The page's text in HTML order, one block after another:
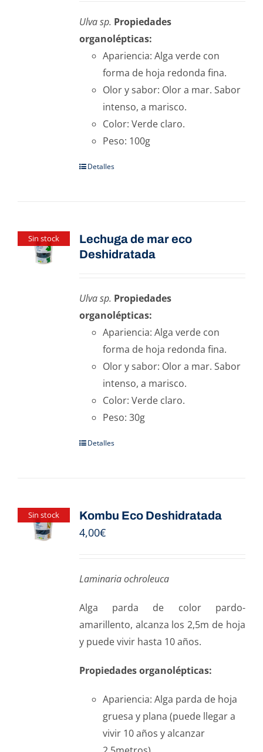
Ulva sp. Propiedades
organolépticas:
Apariencia: Alga verde con
forma de hoja redonda fina.
Olor y sabor: Olor a mar. Sabor
intenso, a marisco.
Color: Verde claro.
Peso: 100g
Detalles
Sin stock
Lechuga de mar eco
Deshidratada
Ulva sp. Propiedades
organolépticas:
Apariencia: Alga verde con
forma de hoja redonda fina.
Olor y sabor: Olor a mar. Sabor
intenso, a marisco.
Color: Verde claro.
Peso: 30g
Detalles
Sin stock Kombu Eco Deshidratada
4,00€
Laminaria ochroleuca
Alga parda de color pardo-
amarillento, alcanza los 2,5m de hoja
y puede vivir hasta 10 años.
Propiedades organolépticas:
Apariencia: Alga parda de hoja
gruesa y plana (puede llegar a
vivir 10 años y alcanzar